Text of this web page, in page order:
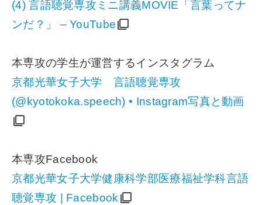
(4) 言語聴覚専攻ミニ講義MOVIE「言葉ってナ
ンだ？」 – YouTube
本専攻の学生が運営するインスタグラム
京都光華女子大学 言語聴覚専攻
(@kyotokoka.speech) • Instagram写真と動画
本専攻Facebook
京都光華女子大学健康科学部医療福祉学科言語
聴覚専攻 | Facebook